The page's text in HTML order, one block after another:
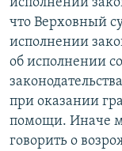
исполнении
что Верховный
исполнении
об исполнении
при оказании
помощи. Иначе
говорить о